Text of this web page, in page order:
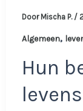
Door Mischa P. /
Algemeen,
Hun